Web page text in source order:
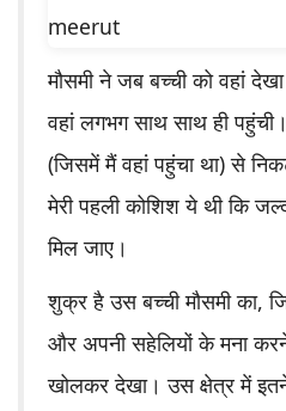
मौसमी ने जब बच्ची को वहां
वहां लगभग साथ साथ ही
(जिसमें मैं वहां पहुंचा था) से
मेरी पहली कोशिश ये थी कि
मिल जाए।
शुक्र है उस बच्ची मौसमी का,
और अपनी सहेलियों के मना
खोलकर देखा। उस क्षेत्र में